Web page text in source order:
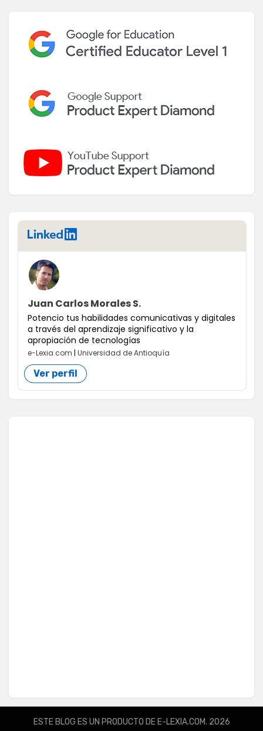
LinkedIn
Juan Carlos Morales S.
Potencio tus habilidades comunicativas y digitales
a través del aprendizaje significativo y la
apropiación de tecnologías
e-Lexia.com Universidad de Antioquía
Ver perfil
ESTE BLOG ES UN PRODUCTO DE E-LEXIA.COM. 2026